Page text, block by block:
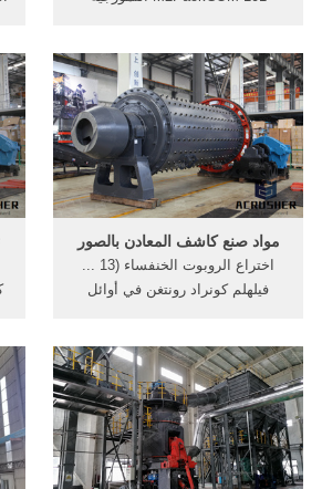
07-25;
مواد صنع كاشف المعادن بالصور
فيلهلم كونراد رونتغن في أوائل